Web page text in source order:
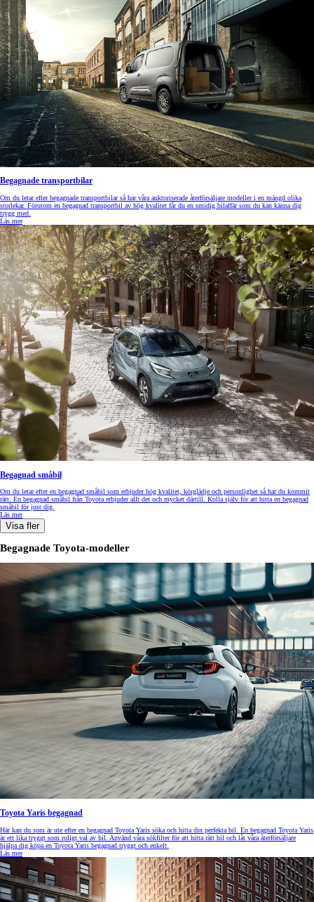
Begagnade transportbilar
Om du letar efter begagnade transportbilar så har våra auktoriserade återförsäljare modeller i en mängd olika
storlekar. Förutom en begagnad transportbil av hög kvalitet får du en smidig bilaffär som du kan känna dig
trygg med.
Läs mer
Begagnad småbil
Om du letar efter en begagnad småbil som erbjuder hög kvalitet, körglädje och personlighet så har du kommit
rätt. En begagnad småbil från Toyota erbjuder allt det och mycket därtill. Kolla själv för att hitta en begagnad
småbil för just dig.
Läs mer
Visa fler
Begagnade Toyota-modeller
Toyota Yaris begagnad
Här kan du som är ute efter en begagnad Toyota Yaris söka och hitta din perfekta bil. En begagnad Toyota Yaris
är ett lika tryggt som roligt val av bil. Använd våra sökfilter för att hitta rätt bil och låt våra återförsäljare
hjälpa dig köpa en Toyota Yaris begagnad tryggt och enkelt.
Läs mer